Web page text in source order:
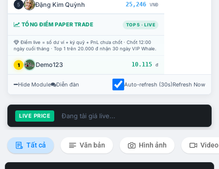
5 Đặng Kim Quỳnh 25,246 VNĐ
TỔNG ĐIỂM PAPER TRADE TOP 5 · LIVE
Điểm live = số dư ví + ký quỹ + PnL chưa chốt · Chốt 12:00
ngày cuối tháng · Top 1 trên 20.000 đ nhận 30 ngày VIP Whale.
1 Demo123 10.115 đ
Hide Module Diễn đàn Auto-refresh (30s)Refresh Now
LIVE PRICE Đang tải giá live...
Tất cả Văn bản Hình ảnh Video